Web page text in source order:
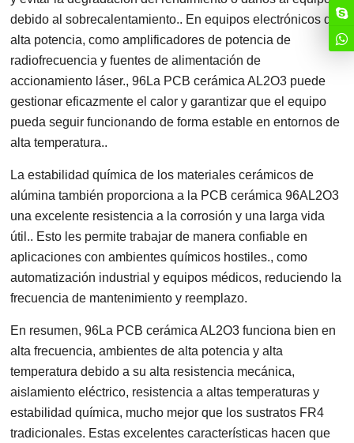
debido al sobrecalentamiento.. En equipos electrónicos de
alta potencia, como amplificadores de potencia de
radiofrecuencia y fuentes de alimentación de
accionamiento láser., 96La PCB cerámica AL2O3 puede
gestionar eficazmente el calor y garantizar que el equipo
pueda seguir funcionando de forma estable en entornos de
alta temperatura..
La estabilidad química de los materiales cerámicos de
alúmina también proporciona a la PCB cerámica 96AL2O3
una excelente resistencia a la corrosión y una larga vida
útil.. Esto les permite trabajar de manera confiable en
aplicaciones con ambientes químicos hostiles., como
automatización industrial y equipos médicos, reduciendo la
frecuencia de mantenimiento y reemplazo.
En resumen, 96La PCB cerámica AL2O3 funciona bien en
alta frecuencia, ambientes de alta potencia y alta
temperatura debido a su alta resistencia mecánica,
aislamiento eléctrico, resistencia a altas temperaturas y
estabilidad química, mucho mejor que los sustratos FR4
tradicionales. Estas excelentes características hacen que